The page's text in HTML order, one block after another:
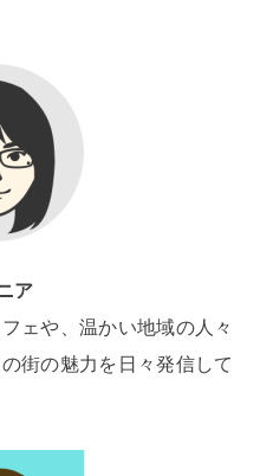
ア
ェや、温かい地域の人々
街の魅力を日々発信して